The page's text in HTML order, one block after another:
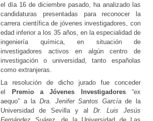
el día 16 de diciembre pasado, ha analizado las
candidaturas presentadas para reconocer la
carrera científica de jóvenes investigadores, con
edad inferior a los 35 años, en la especialidad de
ingeniería química, en situación de
investigadores activos en algún centro de
investigación o universidad, tanto españolas
como extranjeras.
La resolución de dicho jurado fue conceder
el Premio a Jóvenes Investigadores“ex
aequo” a laDra. Jenifer Santos Garcíade la
Universidad de Sevilla y alDr. Luis Jesús